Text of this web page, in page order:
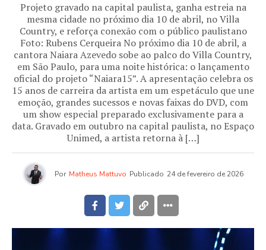
Projeto gravado na capital paulista, ganha estreia na
mesma cidade no próximo dia 10 de abril, no Villa
Country, e reforça conexão com o público paulistano
Foto: Rubens Cerqueira No próximo dia 10 de abril, a
cantora Naiara Azevedo sobe ao palco do Villa Country,
em São Paulo, para uma noite histórica: o lançamento
oficial do projeto “Naiara15”. A apresentação celebra os
15 anos de carreira da artista em um espetáculo que une
emoção, grandes sucessos e novas faixas do DVD, com
um show especial preparado exclusivamente para a
data. Gravado em outubro na capital paulista, no Espaço
Unimed, a artista retorna à […]
Por Matheus Mattuvo Publicado 24 de fevereiro de 2026